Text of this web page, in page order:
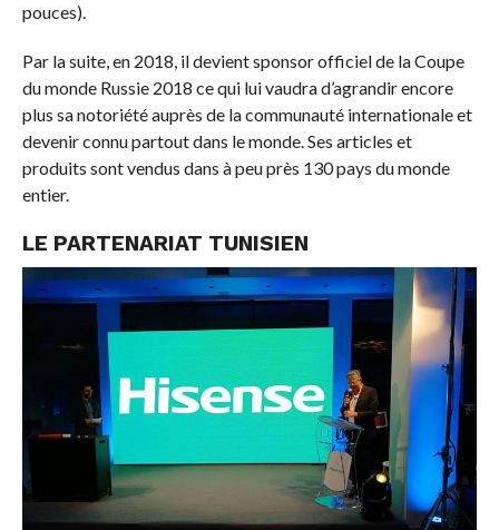
pouces).
Par la suite, en 2018, il devient sponsor officiel de la Coupe
du monde Russie 2018 ce qui lui vaudra d’agrandir encore
plus sa notoriété auprès de la communauté internationale et
devenir connu partout dans le monde. Ses articles et
produits sont vendus dans à peu près 130 pays du monde
entier.
LE PARTENARIAT TUNISIEN